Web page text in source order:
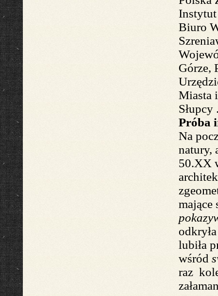
Biuro
Górze,
Miasta
Słupcy
Próba
Na
natury,
50.XX
mające
lubiła
wśród
raz